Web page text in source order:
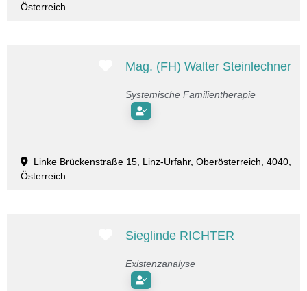
Österreich
Favorit
Mag. (FH) Walter Steinlechner
Systemische Familientherapie
Linke Brückenstraße 15, Linz-Urfahr, Oberösterreich, 4040,
Österreich
Favorit
Sieglinde RICHTER
Existenzanalyse